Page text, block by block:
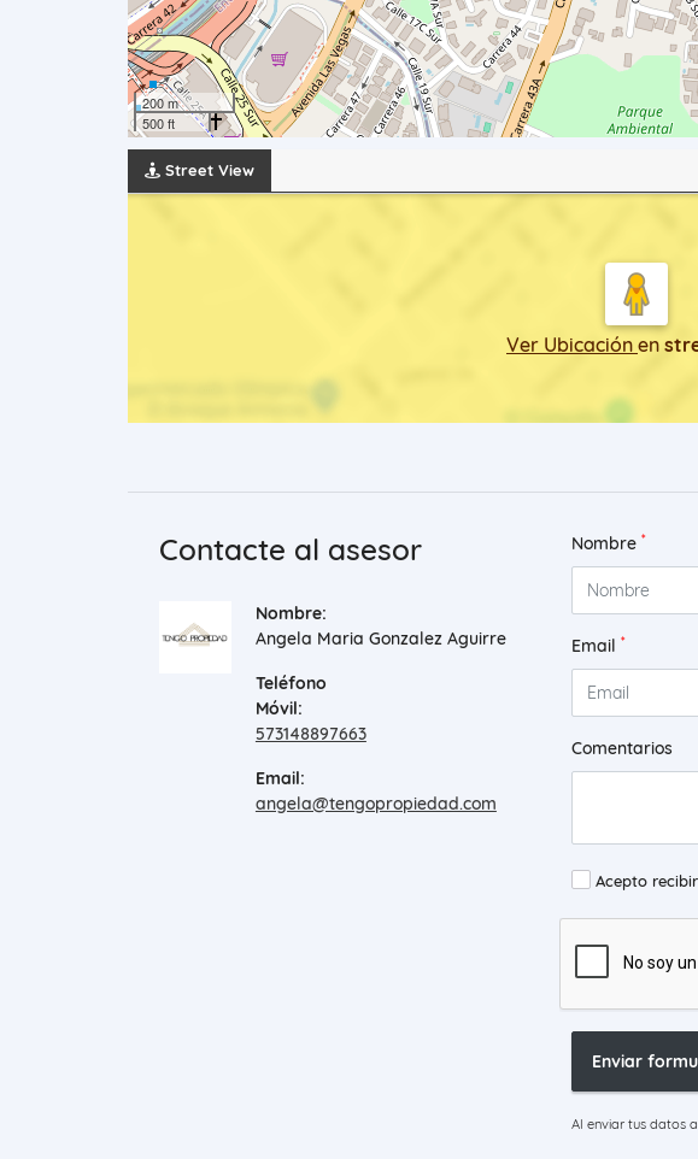
200 m
500 ft
Street View
Ver Ubicación en
Contacte al asesor
Nombre:
Angela Maria Gonzalez Aguirre
Teléfono
Móvil:
573148897663
Email:
angela@tengopropiedad.com
Nombre *
Email *
Comentarios
Acepto
Enviar
Al enviar tus datos